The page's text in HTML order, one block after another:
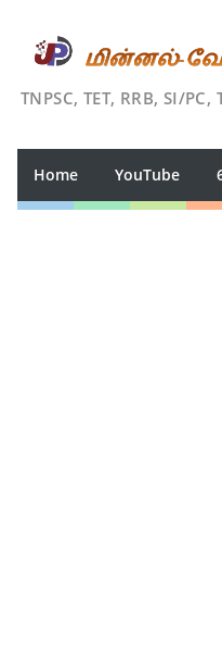
TNPSC, TET, RRB, SI/PC,
Home YouTube